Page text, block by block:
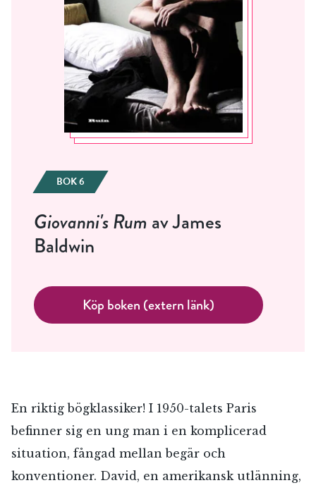
BOK 6
Giovanni's Rum av James
Baldwin
Köp boken (extern länk)
En riktig bögklassiker! I 1950-talets Paris
befinner sig en ung man i en komplicerad
situation, fångad mellan begär och
konventioner. David, en amerikansk utlänning,